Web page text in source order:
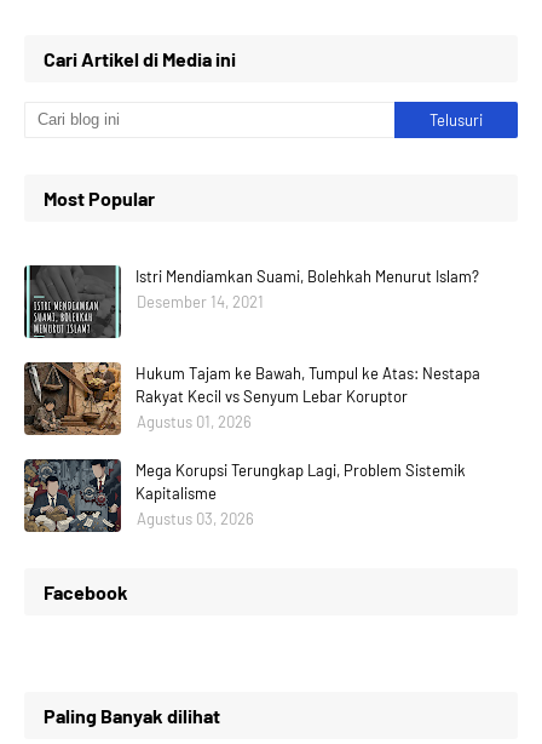
Cari Artikel di Media ini
Most Popular
Istri Mendiamkan Suami, Bolehkah Menurut Islam?
Desember 14, 2021
Hukum Tajam ke Bawah, Tumpul ke Atas: Nestapa
Rakyat Kecil vs Senyum Lebar Koruptor
Agustus 01, 2026
Mega Korupsi Terungkap Lagi, Problem Sistemik
Kapitalisme
Agustus 03, 2026
Facebook
Paling Banyak dilihat